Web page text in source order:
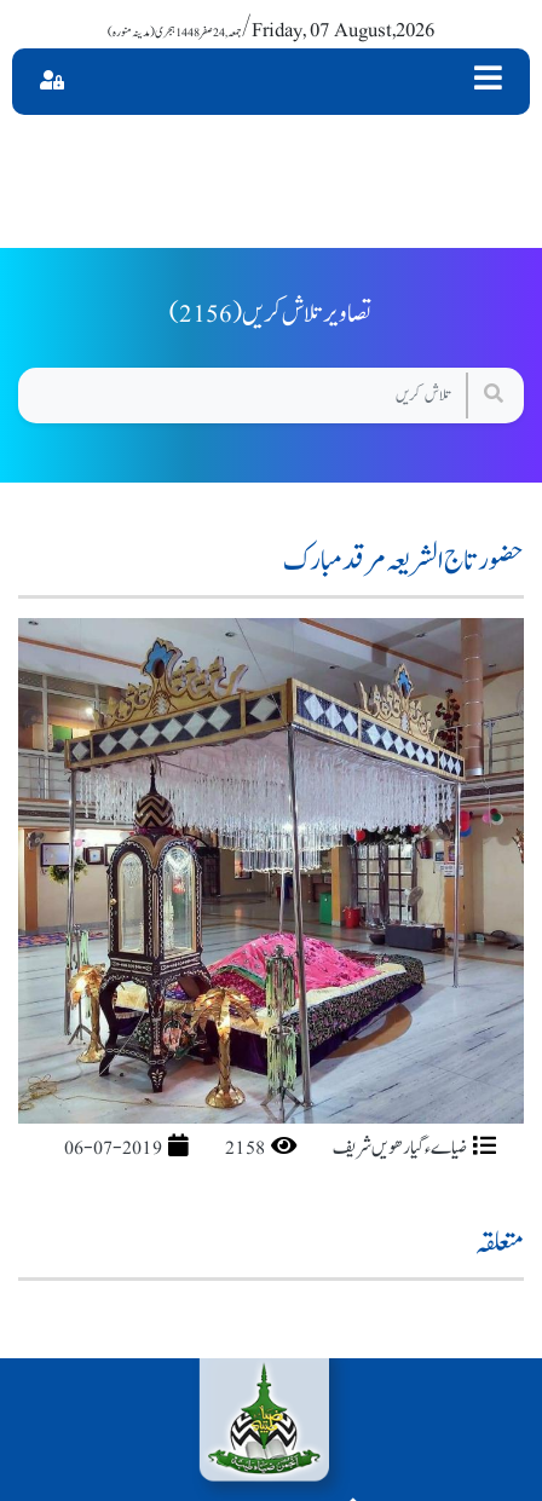
جمعہ , 24 صفر 1448 ہجری (مدینہ منورہ)/ Friday, 07 August,2026
(2156) تصاویر تلاش کریں
حضور تاج الشریعہ مرقد مبارک
06-07-2019 2158 ضیاےء گیارھویں شریف
متعلقہ